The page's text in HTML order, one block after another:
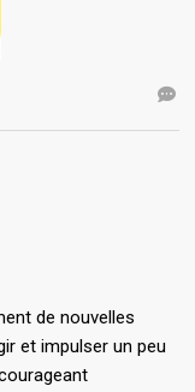
de nouvelles
et impulser un peu